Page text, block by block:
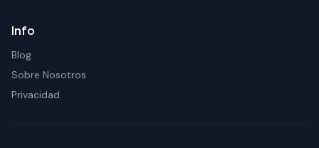
Info
Blog
Sobre Nosotros
Privacidad